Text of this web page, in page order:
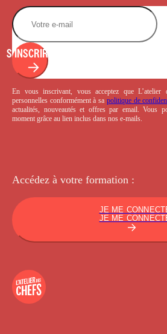
S'INSCRIRE
En vous inscrivant, vous acceptez que L’atelier
personnelles conformément à sa politique de
actualités, nouveautés et offres par email. Vous
moment grâce au lien inclus dans nos e-mails.
Accédez à votre formation :
JE ME
JE ME